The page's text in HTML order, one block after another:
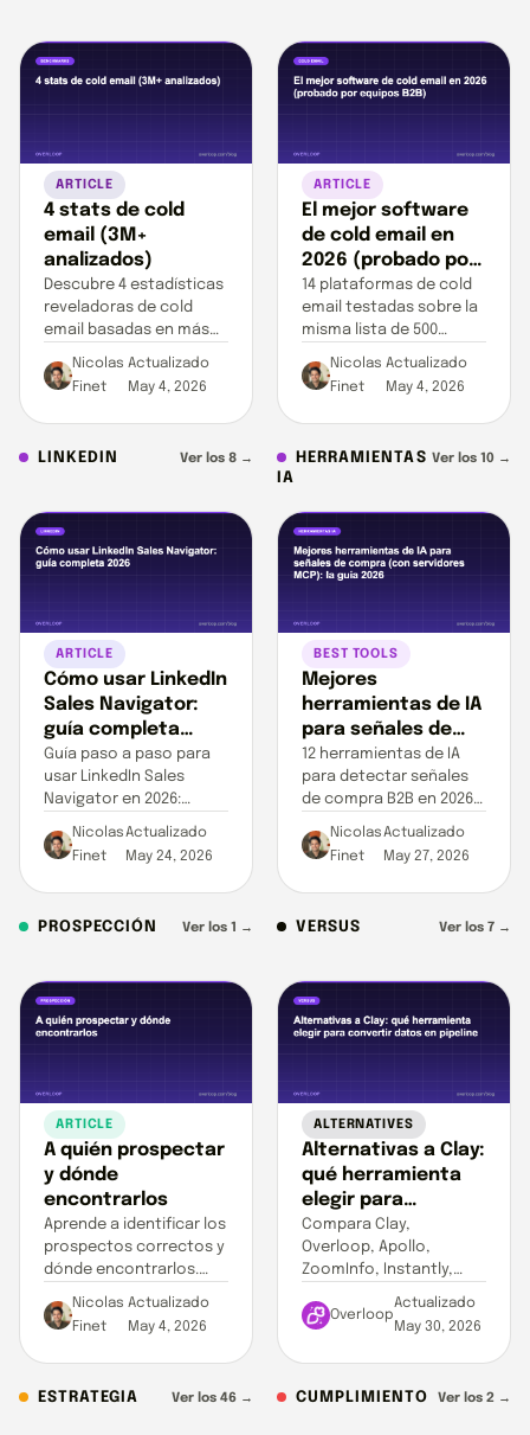
verificadas
como
Overloop.
mensajes,
respuestas a
InMail por
acciones de
respuestas
5%.
ARTICLE
4 stats de cold
email (3M+
analizados)
Descubre 4 estadísticas
reveladoras de cold
email basadas en más
de 3 millones de emails.
Mejora tus campañas
con datos reales.
Nicolas
Finet
Actualizado
May 4, 2026
ARTICLE
El mejor software
de cold email en
2026 (probado por
equipos B2B)
14 plataformas de cold
email testadas sobre la
misma lista de 500
prospects españoles.
Precios EUR HT,
deliverability, RGPD y LSSI
Art. 21 incluidos.
Nicolas
Finet
Actualizado
May 4, 2026
LINKEDIN Ver los 8 →
ARTICLE
Cómo usar LinkedIn
Sales Navigator:
guía completa
2026
Guía paso a paso para
usar LinkedIn Sales
Navigator en 2026:
filtros ICP, búsquedas
booleanas, listas de
leads, InMails y
automatización del
Nicolas
Finet
Actualizado
May 24, 2026
HERRAMIENTAS
IA
Ver los 10 →
BEST TOOLS
Mejores
herramientas de IA
para señales de
compra (con
servidores MCP): la
guía 2026 para
equipos GTM
modernos
12 herramientas de IA
para detectar señales
de compra B2B en 2026,
clasificadas.
Nicolas
Finet
Actualizado
May 27, 2026
PROSPECCIÓN Ver los 1 →
ARTICLE
A quién prospectar
y dónde
encontrarlos
Aprende a identificar los
prospectos correctos y
dónde encontrarlos.
Construye una lista de
leads segmentada para
Nicolas
Finet
Actualizado
May 4, 2026
VERSUS Ver los 7 →
ALTERNATIVES
Alternativas a Clay:
qué herramienta
elegir para
convertir datos en
pipeline
Compara Clay,
Overloop, Apollo,
ZoomInfo, Instantly,
Smartlead, Lemlist,
Salesloft, Outreach y
HubSpot según el
trabajo real: datos,
Overloop
Actualizado
May 30, 2026
ESTRATEGIA Ver los 46 → CUMPLIMIENTO Ver los 2 →